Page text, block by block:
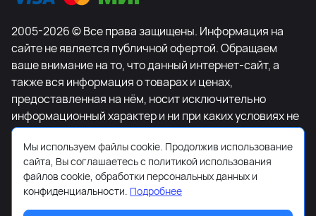
2005-2026 © Все права защищены. Информация на
сайте не является публичной офертой. Обращаем
ваше внимание на то, что данный интернет-сайт, а
также вся информация о товарах и ценах,
предоставленная на нём, носит исключительно
информационный характер и ни при каких условиях не
является публичной офертой, определяемой
положениями Статьи 437 Гражданского кодекса
Российской Федерации. Для получения подробной
информации о наличии и стоимости указанных
товаров и (или) услуг, пожалуйста, обращайтесь к
Мы используем файлы cookie. Продолжив использование
сайта, Вы соглашаетесь с политикой использования
файлов cookie, обработки персональных данных и
конфиденциальности. Подробнее